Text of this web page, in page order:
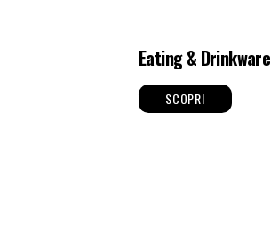
Eating & Drinkware
SCOPRI